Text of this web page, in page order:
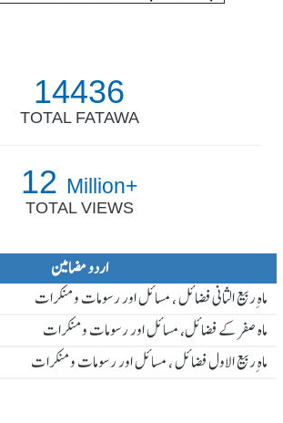
14436
TOTAL FATAWA
12 Million+
TOTAL VIEWS
اردو مضامین
ماہ ِربیع الثانی فضائل ، مسائل اور رسومات و منکرات
ماہ صفر کے فضائل، مسائل اور رسومات و منکرات
ماہ ِربیع الاول فضائل ، مسائل اور رسومات و منکرات